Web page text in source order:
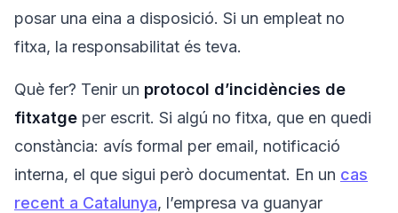
posar una eina a disposició. Si un empleat no
fitxa, la responsabilitat és teva.
Què fer? Tenir un protocol d’incidències de
fitxatge per escrit. Si algú no fitxa, que en quedi
constància: avís formal per email, notificació
interna, el que sigui però documentat. En un cas
recent a Catalunya, l’empresa va guanyar